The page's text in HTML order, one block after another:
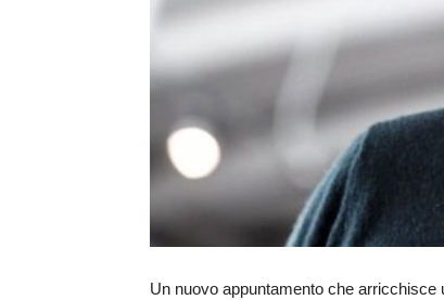
Un nuovo appuntamento che arricchisce